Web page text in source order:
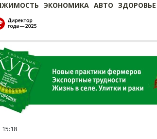
ЭКОНОМИКА АВТО ЗДОРОВЬЕ
15:18